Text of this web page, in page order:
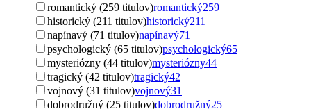
romantický (259 titulov)romantický259
historický (211 titulov)historický211
napínavý (71 titulov)napínavý71
psychologický (65 titulov)psychologický65
mysteriózny (44 titulov)mysteriózny44
tragický (42 titulov)tragický42
vojnový (31 titulov)vojnový31
dobrodružný (25 titulov)dobrodružný25